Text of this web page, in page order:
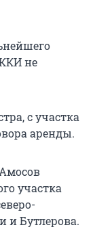
не
с участка
аренды.
участка
и Бутлерова.